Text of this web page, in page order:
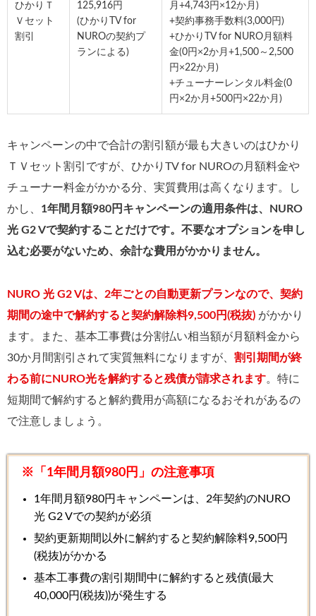
ひかりＴ
Ｖセット
割引
125,916円
(ひかりTV for
NUROの契約プ
ランによる)
月+4,743円×12か月)
+契約事務手数料(3,000円)
+ひかりTV for NURO月額料
金(0円×2か月+1,500～2,500
円×22か月)
+チューナーレンタル料金(0
円×2か月+500円×22か月)
キャンペーンの中で合計の割引額が最も大きいのはひかり
ＴＶセット割引ですが、ひかりTV for NUROの月額料金や
チューナー料金がかかる分、実質費用は高くなります。し
かし、 1年間月額980円キャンペーンの適用条件は、NURO
光 G2 Vで契約することだけです。不要なオプションを申し
込む必要がないため、余計な費用がかかりません。
NURO 光 G2 Vは、2年ごとの自動更新プランなので、契約
期間の途中で解約すると契約解除料9,500円(税抜) がかかり
ます。また、基本工事費は分割払い相当額が月額料金から
30か月間割引されて実質無料になりますが、 割引期間が終
わる前にNURO光を解約すると残債が請求されます。特に
短期間で解約すると解約費用が高額になるおそれがあるの
で注意しましょう。
※「1年間月額980円」の注意事項
1年間月額980円キャンペーンは、2年契約のNURO
光 G2 Vでの契約が必須
契約更新期間以外に解約すると契約解除料9,500円
(税抜)がかかる
基本工事費の割引期間中に解約すると残債(最大
40,000円(税抜))が発生する